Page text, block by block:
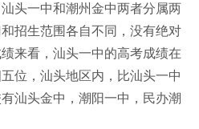
头一中和潮州金中两者分属两
招生范围各自不同，没有绝对
来看，汕头一中的高考成绩在
位，汕头地区内，比汕头一中
汕头金中，潮阳一中，民办潮